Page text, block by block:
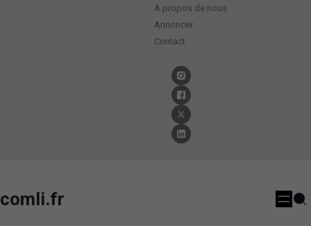
A propos de nous
Annoncer
Contact
comli.fr